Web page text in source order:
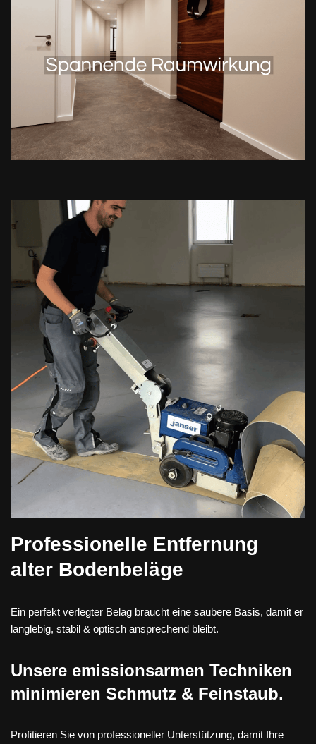
Professionelle Entfernung
alter Bodenbeläge
Ein perfekt verlegter Belag braucht eine saubere Basis, damit er
langlebig, stabil & optisch ansprechend bleibt.
Unsere emissionsarmen Techniken
minimieren Schmutz & Feinstaub.
Profitieren Sie von professioneller Unterstützung, damit Ihre